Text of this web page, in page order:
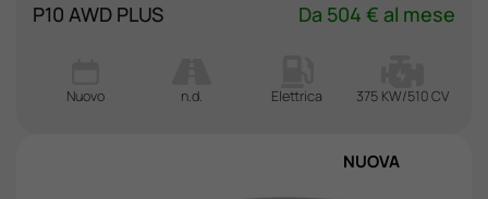
P10 AWD PLUS Da 504 € al mese
Nuovo n.d. Elettrica 375 KW/510 CV
NUOVA